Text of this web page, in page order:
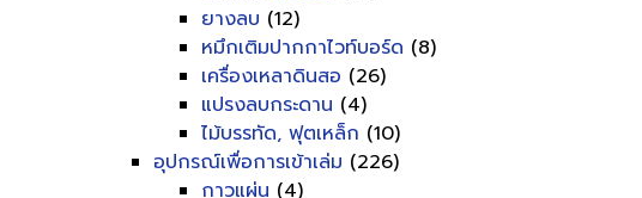
ยางลบ (12)
หมึกเติมปากกาไวท์บอร์ด (8)
เครื่องเหลาดินสอ (26)
แปรงลบกระดาน (4)
ไม้บรรทัด, ฟุตเหล็ก (10)
อุปกรณ์เพื่อการเข้าเล่ม (226)
กาวแผ่น (4)